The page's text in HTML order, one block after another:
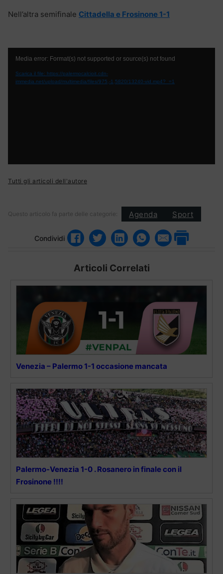
Nell’altra semifinale Cittadella e Frosinone 1-1
Media error: Format(s) not supported or source(s) not found
Scarica il file: https://palermocalcioit.cdn-
immedia.net/upload/multimedia/files/975,-1,5820/13240-vid.mp4?_=1
Tutti gli articoli dell'autore
Questo articolo fa parte delle categorie: Agenda Sport
Condividi
Articoli Correlati
Venezia – Palermo 1-1 occasione mancata
Palermo-Venezia 1-0 . Rosanero in finale con il
Frosinone !!!!